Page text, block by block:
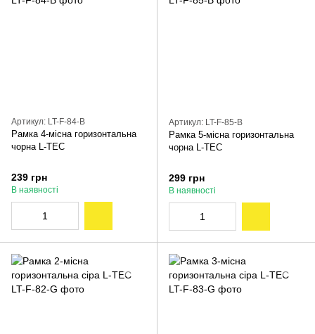
Артикул: LT-F-84-B
Рамка 4-місна горизонтальна
чорна L-TEC
239 грн
В наявності
Артикул: LT-F-85-B
Рамка 5-місна горизонтальна
чорна L-TEC
299 грн
В наявності